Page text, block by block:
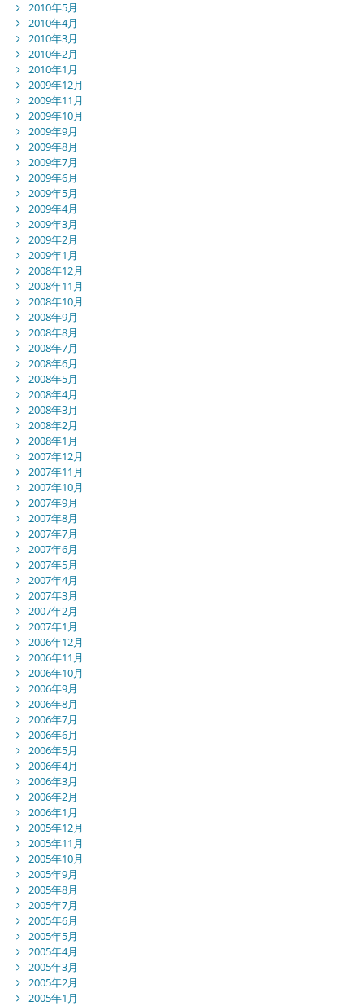
2010年5月
2010年4月
2010年3月
2010年2月
2010年1月
2009年12月
2009年11月
2009年10月
2009年9月
2009年8月
2009年7月
2009年6月
2009年5月
2009年4月
2009年3月
2009年2月
2009年1月
2008年12月
2008年11月
2008年10月
2008年9月
2008年8月
2008年7月
2008年6月
2008年5月
2008年4月
2008年3月
2008年2月
2008年1月
2007年12月
2007年11月
2007年10月
2007年9月
2007年8月
2007年7月
2007年6月
2007年5月
2007年4月
2007年3月
2007年2月
2007年1月
2006年12月
2006年11月
2006年10月
2006年9月
2006年8月
2006年7月
2006年6月
2006年5月
2006年4月
2006年3月
2006年2月
2006年1月
2005年12月
2005年11月
2005年10月
2005年9月
2005年8月
2005年7月
2005年6月
2005年5月
2005年4月
2005年3月
2005年2月
2005年1月